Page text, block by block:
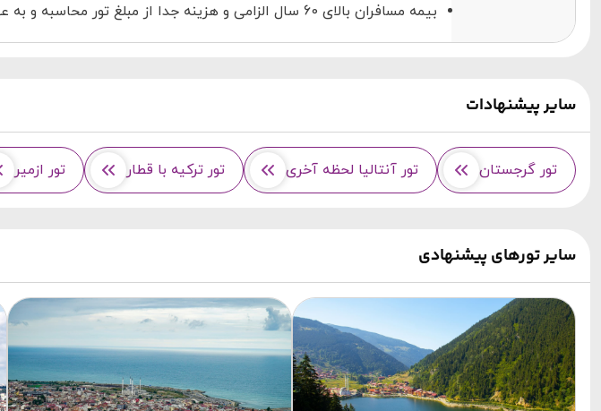
بیمه مسافران بالای 60 سال الزامی و هزینه جدا از مبلغ تور محاسبه و به عهده مسافر می باشد
سایر پیشنهادات
تور گرجستان تور آنتالیا لحظه آخری تور ترکیه با قطار تور ازمیر
سایر تورهای پیشنهادی